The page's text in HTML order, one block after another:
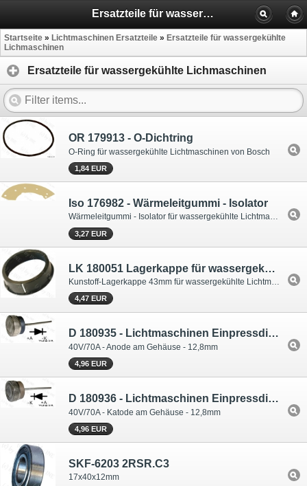
Ersatzteile für wassergekühle Lichtmaschinen
Startseite » Lichtmaschinen Ersatzteile » Ersatzteile für wassergekühlte
Lichmaschinen
Ersatzteile für wassergekühlte Lichmaschinen
OR 179913 - O-Dichtring
O-Ring für wassergekühlte Lichtmaschinen von Bosch
1,84 EUR
Iso 176982 - Wärmeleitgummi - Isolator
Wärmeleitgummi - Isolator für wassergekühlte Lichtmaschinen von Bosch
3,27 EUR
LK 180051 Lagerkappe für wassergekühlte Lima
Kunstoff-Lagerkappe 43mm für wassergekühlte Lichtmaschinen von Bosch
4,47 EUR
D 180935 - Lichtmaschinen Einpressdiode 40V/70A
40V/70A - Anode am Gehäuse - 12,8mm
4,96 EUR
D 180936 - Lichtmaschinen Einpressdiode 40V/70A
40V/70A - Katode am Gehäuse - 12,8mm
4,96 EUR
SKF-6203 2RSR.C3
17x40x12mm